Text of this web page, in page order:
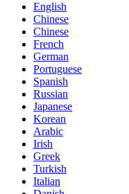
English
Chinese
Chinese
French
German
Portuguese
Spanish
Russian
Japanese
Korean
Arabic
Irish
Greek
Turkish
Italian